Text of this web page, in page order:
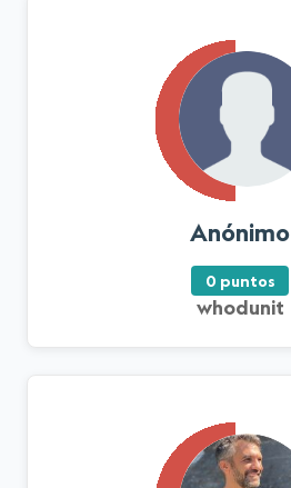
Anónimo
0 puntos
whodunit